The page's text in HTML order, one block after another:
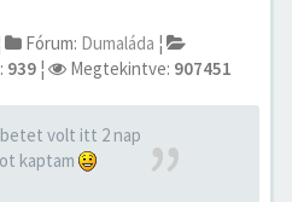
Fórum: Dumaláda ¦
939 ¦ Megtekintve: 907451
volt itt 2 nap
kaptam